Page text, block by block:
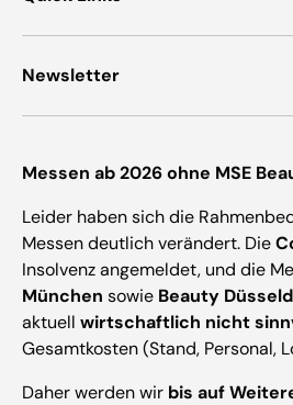
Newsletter
Messen ab 2026 ohne MSE
Leider haben sich die
Messen deutlich verändert. Die
Insolvenz angemeldet, und die
München sowie Beauty
aktuell wirtschaftlich nicht
Gesamtkosten (Stand, Personal,
Daher werden wir bis auf